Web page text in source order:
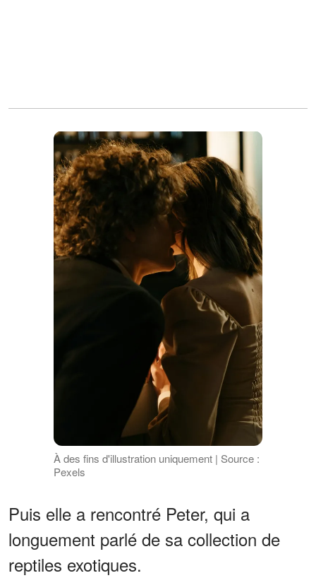
À des fins d'illustration uniquement | Source :
Pexels
Puis elle a rencontré Peter, qui a
longuement parlé de sa collection de
reptiles exotiques.